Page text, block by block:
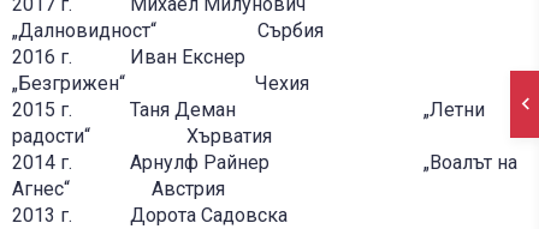
„Далновидност“ Сърбия
2016 г. Иван Екснер
„Безгрижен“ Чехия
2015 г. Таня Деман „Летни
радости“ Хърватия
2014 г. Арнулф Райнер „Воалът на
Агнес“ Австрия
2013 г. Дорота Садовска